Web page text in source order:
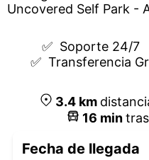
✅ Soporte 24/7
✅ Transferencia
3.4 km
16 min
Fecha de llegada